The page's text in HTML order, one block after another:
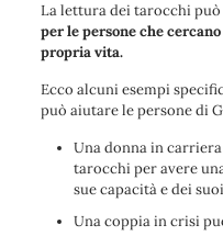
La lettura dei tarocchi può
per le persone che
propria vita.
Ecco alcuni esempi
può aiutare le persone di
Una donna in
tarocchi per avere
sue capacità e dei
Una coppia in crisi